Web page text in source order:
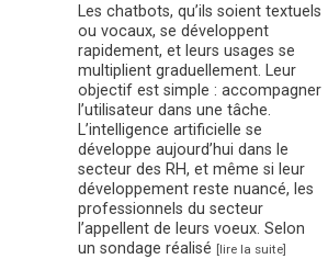
Les chatbots, qu’ils soient textuels
ou vocaux, se développent
rapidement, et leurs usages se
multiplient graduellement. Leur
objectif est simple : accompagner
l’utilisateur dans une tâche.
L’intelligence artificielle se
développe aujourd’hui dans le
secteur des RH, et même si leur
développement reste nuancé, les
professionnels du secteur
l’appellent de leurs voeux. Selon
un sondage réalisé [lire la suite]